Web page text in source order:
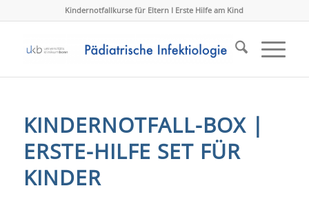
Kindernotfallkurse für Eltern I Erste Hilfe am Kind
KINDERNOTFALL-BOX |
ERSTE-HILFE SET FÜR
KINDER